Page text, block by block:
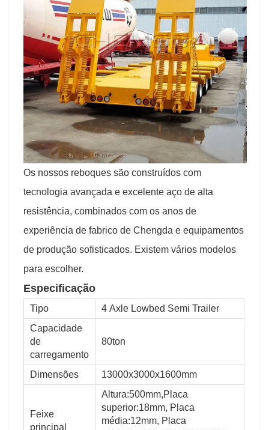
Os nossos reboques são construídos com
tecnologia avançada e excelente aço de alta
resistência, combinados com os anos de
experiência de fabrico de Chengda e equipamentos
de produção sofisticados. Existem vários modelos
para escolher.
Especificação
Tipo
4 Axle Lowbed Semi Trailer
Capacidade
de
carregamento
80ton
Dimensões 13000x3000x1600mm
Feixe
principal
Altura:500mm,Placa
superior:18mm, Placa
média:12mm, Placa